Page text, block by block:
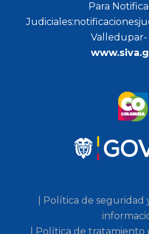
Para
Valledupar-
| Política de seguridad
| Política de tratamiento